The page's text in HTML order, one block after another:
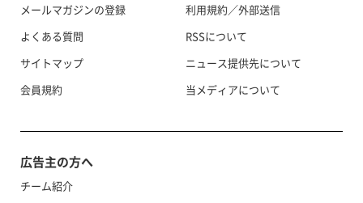
メールマガジンの登録
よくある質問
サイトマップ
会員規約
利用規約／外部送信
RSSについて
ニュース提供先について
当メディアについて
広告主の方へ
チーム紹介